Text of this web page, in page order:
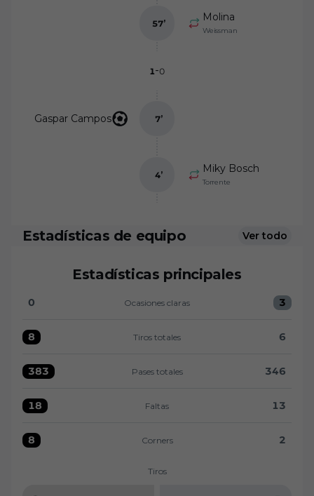
Molina
Weissman
57’
1-0
Gaspar Campos 7’
Miky Bosch
Torrente
4’
Estadísticas de equipo Ver todo
Estadísticas principales
Ocasiones claras:Burgos CF 0 versus Granada CF 3
0 Ocasiones claras 3
Tiros totales:Burgos CF 8 versus Granada CF 6
8 Tiros totales 6
Pases totales:Burgos CF 383 versus Granada CF 346
383 Pases totales 346
Faltas:Burgos CF 18 versus Granada CF 13
18 Faltas 13
Corners:Burgos CF 8 versus Granada CF 2
8 Corners 2
Tiros